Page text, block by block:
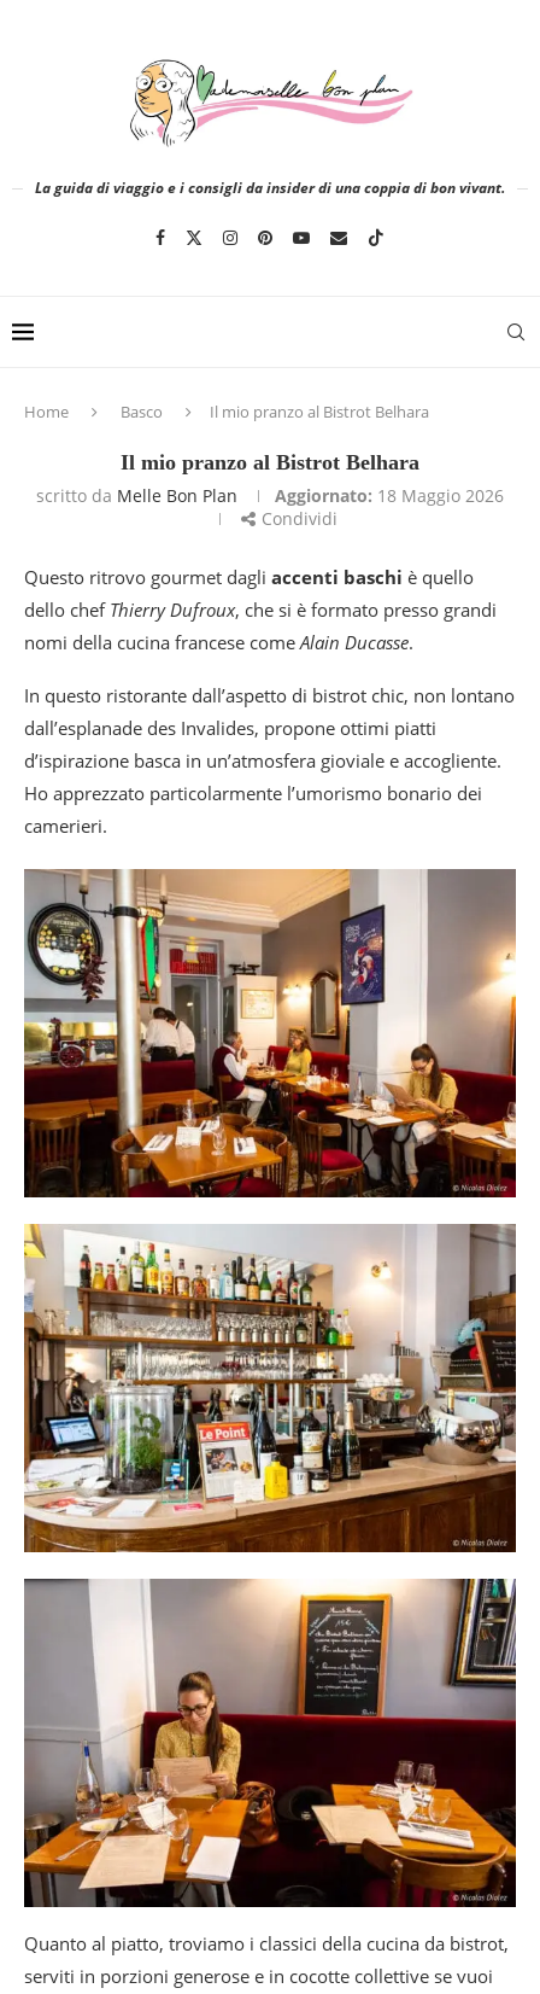
La guida di viaggio e i consigli da insider di una coppia di bon vivant.
Home Basco Il mio pranzo al Bistrot Belhara
Il mio pranzo al Bistrot Belhara
scritto da Melle Bon Plan Aggiornato: 18 Maggio 2026
Condividi
Questo ritrovo gourmet dagli accenti baschi è quello
dello chef Thierry Dufroux, che si è formato presso grandi
nomi della cucina francese comeAlain Ducasse.
In questo ristorante dall’aspetto di bistrot chic, non lontano
dall’esplanade des Invalides, propone ottimi piatti
d’ispirazione basca in un’atmosfera gioviale e accogliente.
Ho apprezzato particolarmente l’umorismo bonario dei
camerieri.
Quanto al piatto, troviamo i classici della cucina da bistrot,
serviti in porzioni generose e in cocotte collettive se vuoi